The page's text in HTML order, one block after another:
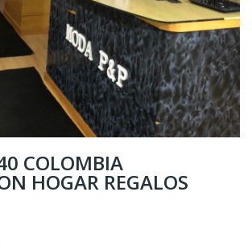
COLOMBIA
HOGAR REGALOS